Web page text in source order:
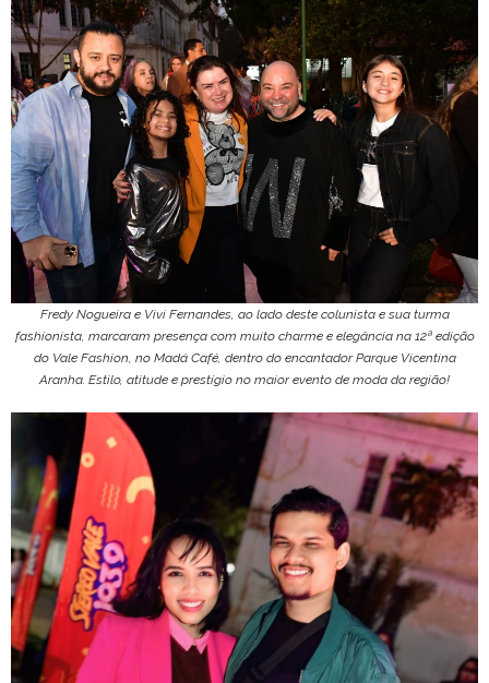
Fredy Nogueira e Vivi Fernandes, ao lado deste colunista e sua turma
fashionista, marcaram presença com muito charme e elegância na 12ª edição
do Vale Fashion, no Madá Café, dentro do encantador Parque Vicentina
Aranha. Estilo, atitude e prestígio no maior evento de moda da região!